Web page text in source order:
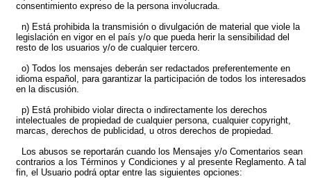
consentimiento expreso de la persona involucrada.
n) Está prohibida la transmisión o divulgación de material que viole la
legislación en vigor en el país y/o que pueda herir la sensibilidad del
resto de los usuarios y/o de cualquier tercero.
o) Todos los mensajes deberán ser redactados preferentemente en
idioma español, para garantizar la participación de todos los interesados
en la discusión.
p) Está prohibido violar directa o indirectamente los derechos
intelectuales de propiedad de cualquier persona, cualquier copyright,
marcas, derechos de publicidad, u otros derechos de propiedad.
Los abusos se reportarán cuando los Mensajes y/o Comentarios sean
contrarios a los Términos y Condiciones y al presente Reglamento. A tal
fin, el Usuario podrá optar entre las siguientes opciones: